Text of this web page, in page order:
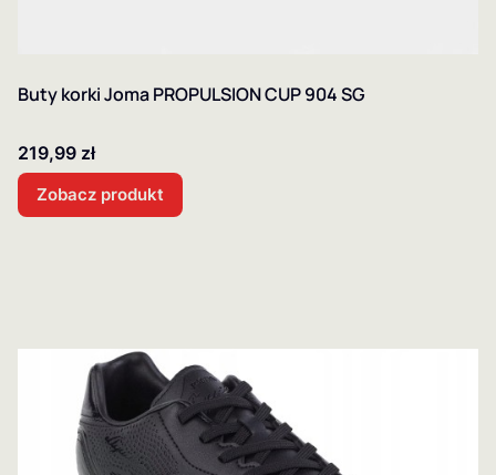
Buty korki Joma PROPULSION CUP 904 SG
Cena
219,99 zł
Zobacz produkt